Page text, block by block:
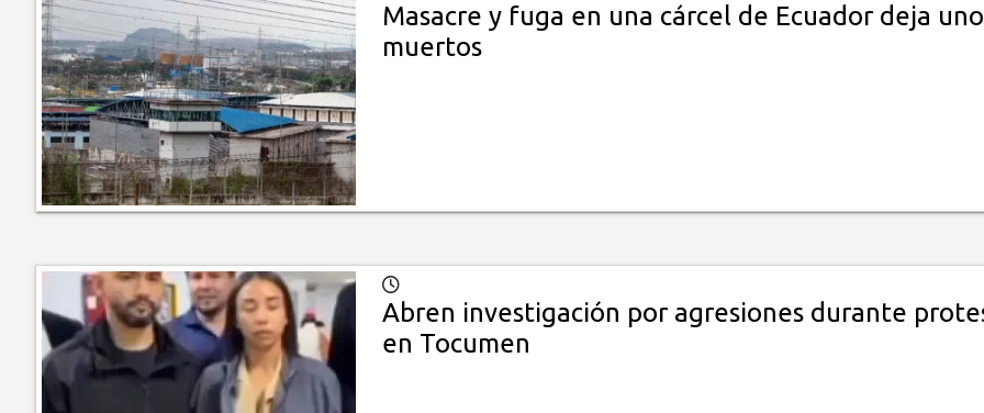
Masacre y fuga en una cárcel de Ecuador deja
muertos
Abren investigación por agresiones durante
en Tocumen